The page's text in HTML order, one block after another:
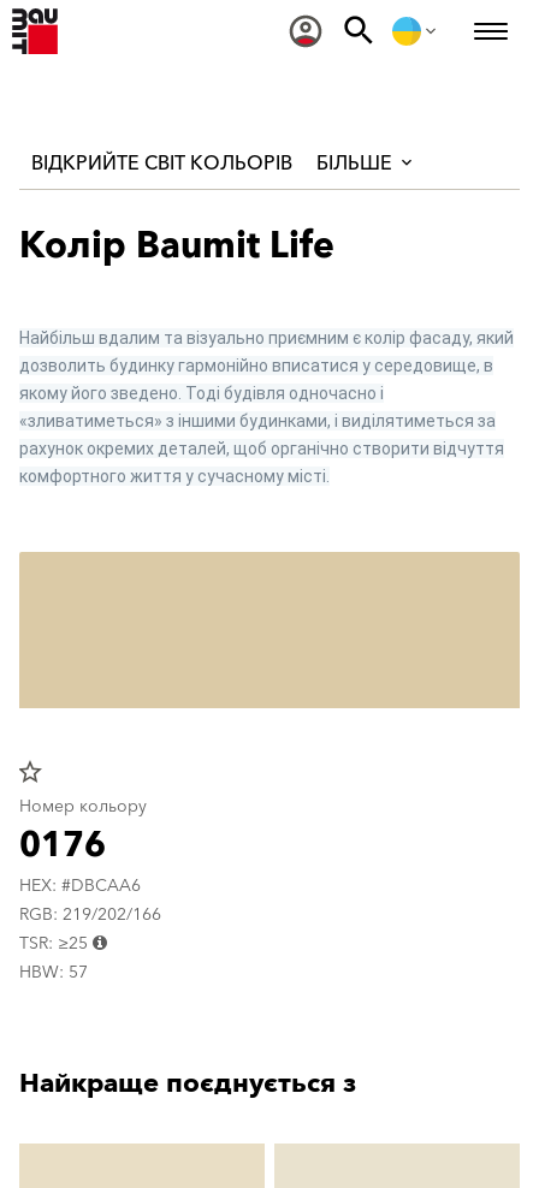
ВІДКРИЙТЕ СВІТ КОЛЬОРІВ БІЛЬШЕ
Колір Baumit Life
Найбільш вдалим та візуально приємним є колір фасаду, який
дозволить будинку гармонійно вписатися у середовище, в
якому його зведено. Тоді будівля одночасно і
«зливатиметься» з іншими будинками, і виділятиметься за
рахунок окремих деталей, щоб органічно створити відчуття
комфортного життя у сучасному місті.
star_border
Номер кольору
0176
HEX: #DBCAA6
RGB: 219/202/166
TSR: ≥25
HBW: 57
Найкраще поєднується з